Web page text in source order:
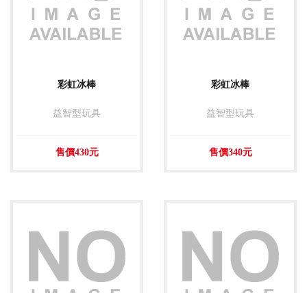
彩虹冰棒
益智型玩具
售價430元
彩虹冰棒
益智型玩具
售價340元